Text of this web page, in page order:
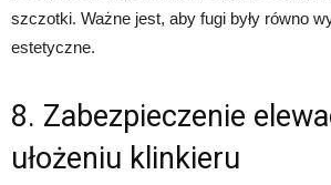
szczotki. Ważne jest, aby fugi były równo
estetyczne.
8. Zabezpieczenie
ułożeniu klinkieru